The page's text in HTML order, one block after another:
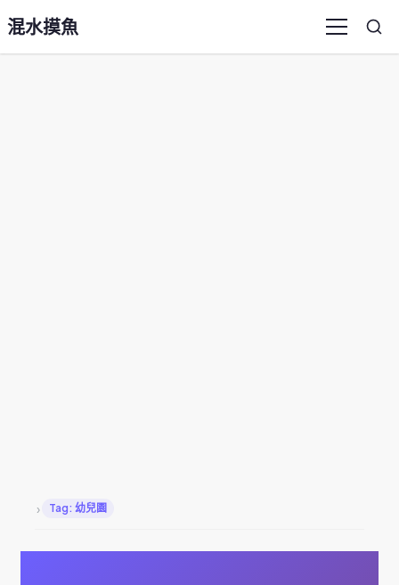
混水摸魚 Menu
› Tag: 幼兒園